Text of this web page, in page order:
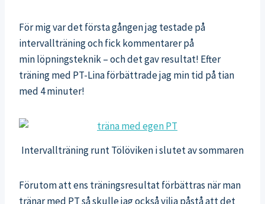
För mig var det första gången jag testade på
intervallträning och fick kommentarer på
min löpningsteknik – och det gav resultat! Efter
träning med PT-Lina förbättrade jag min tid på tian
med 4 minuter!
Intervallträning runt Tölöviken i slutet av sommaren
Förutom att ens träningsresultat förbättras när man
tränar med PT så skulle jag också vilja påstå att det